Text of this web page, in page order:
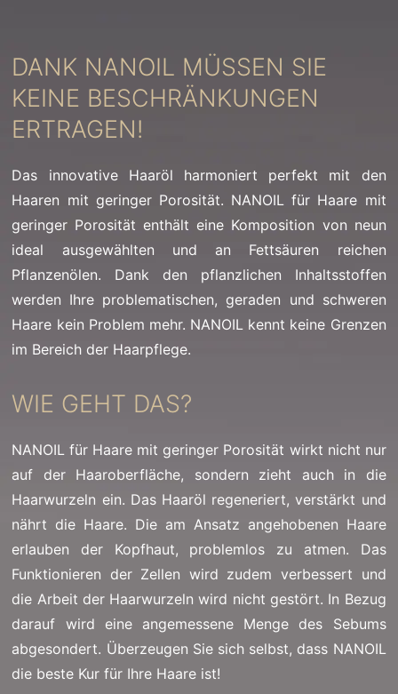
DANK NANOIL MÜSSEN SIE
KEINE BESCHRÄNKUNGEN
ERTRAGEN!
Das innovative Haaröl harmoniert perfekt mit den
Haaren mit geringer Porosität. NANOIL für Haare mit
geringer Porosität enthält eine Komposition von neun
ideal ausgewählten und an Fettsäuren reichen
Pflanzenölen. Dank den pflanzlichen Inhaltsstoffen
werden Ihre problematischen, geraden und schweren
Haare kein Problem mehr. NANOIL kennt keine Grenzen
im Bereich der Haarpflege.
WIE GEHT DAS?
NANOIL für Haare mit geringer Porosität wirkt nicht nur
auf der Haaroberfläche, sondern zieht auch in die
Haarwurzeln ein. Das Haaröl regeneriert, verstärkt und
nährt die Haare. Die am Ansatz angehobenen Haare
erlauben der Kopfhaut, problemlos zu atmen. Das
Funktionieren der Zellen wird zudem verbessert und
die Arbeit der Haarwurzeln wird nicht gestört. In Bezug
darauf wird eine angemessene Menge des Sebums
abgesondert. Überzeugen Sie sich selbst, dass NANOIL
die beste Kur für Ihre Haare ist!